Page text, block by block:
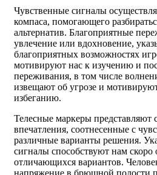
Чувственные сигналы
компаса, помогающего
альтернатив. Благоприятные
увлечение или вдохновение,
благоприятных возможностях
мотивируют нас к изучению и
переживания, в том числе
извещают об угрозе и
избеганию.
Телесные маркеры представляют
впечатления, соотнесенные с
различные варианты решения.
сигналы способствуют нам скоро
отличающихся вариантов.